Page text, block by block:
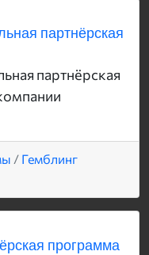
партнёрская
партнёрская
/ Гемблинг
программа